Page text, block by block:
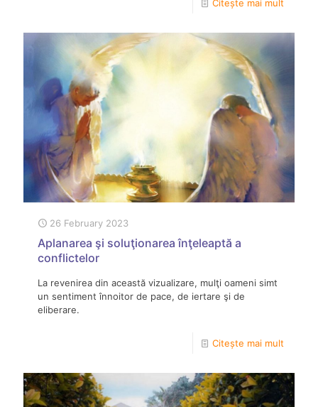
Citește mai mult
26 February 2023
Aplanarea şi soluţionarea înţeleaptă a
conflictelor
La revenirea din această vizualizare, mulţi oameni simt
un sentiment înnoitor de pace, de iertare şi de
eliberare.
Citește mai mult